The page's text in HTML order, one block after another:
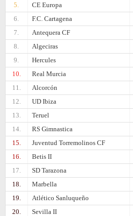
5.
CE Europa
6.
F.C. Cartagena
7.
Antequera CF
8.
Algeciras
9.
Hercules
10.
Real Murcia
11.
Alcorcón
12.
UD Ibiza
13.
Teruel
14.
RS Gimnastica
15.
Juventud Torremolinos CF
16.
Betis II
17.
SD Tarazona
18.
Marbella
19.
Atlético Sanluqueño
20.
Sevilla II